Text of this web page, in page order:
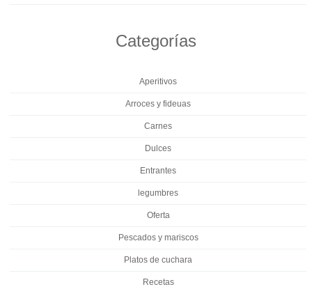
Categorías
Aperitivos
Arroces y fideuas
Carnes
Dulces
Entrantes
legumbres
Oferta
Pescados y mariscos
Platos de cuchara
Recetas